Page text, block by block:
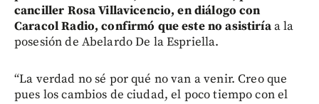
canciller Rosa Villavicencio, en diálogo con
Caracol Radio, confirmó que este no asistiríaa la
posesión de Abelardo De la Espriella.
“La verdad no sé por qué no van a venir. Creo que
pues los cambios de ciudad, el poco tiempo con el